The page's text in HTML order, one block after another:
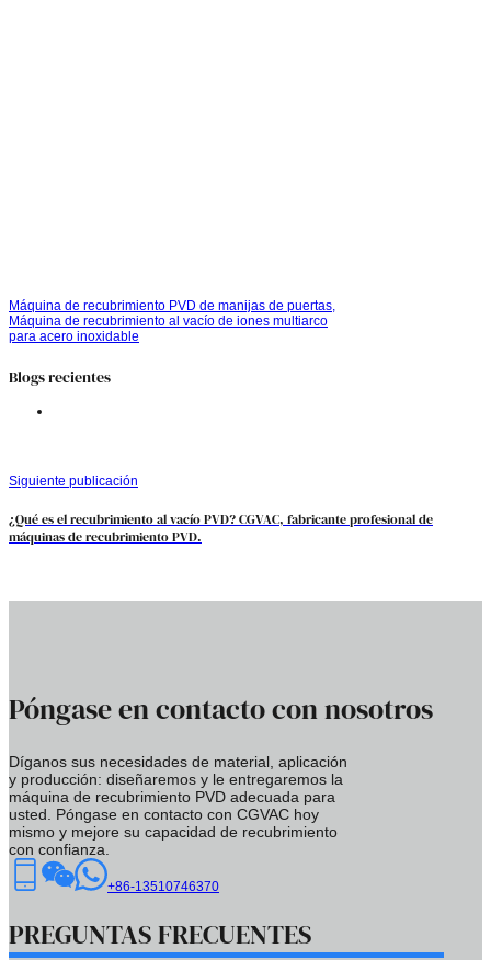
Máquina de recubrimiento PVD de manijas de puertas,
Máquina de recubrimiento al vacío de iones multiarco
para acero inoxidable
Blogs recientes
Siguiente publicación
¿Qué es el recubrimiento al vacío PVD? CGVAC, fabricante profesional de
máquinas de recubrimiento PVD.
Póngase en contacto con nosotros
Díganos sus necesidades de material, aplicación
y producción: diseñaremos y le entregaremos la
máquina de recubrimiento PVD adecuada para
usted. Póngase en contacto con CGVAC hoy
mismo y mejore su capacidad de recubrimiento
con confianza.
+86-13510746370
PREGUNTAS FRECUENTES